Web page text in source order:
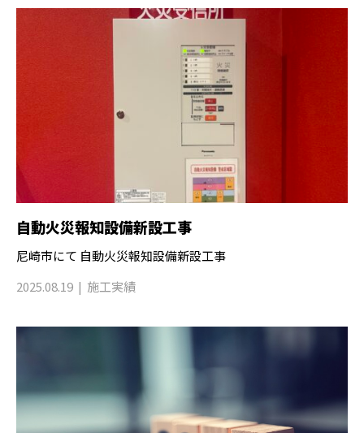
自動火災報知設備新設工事
尼崎市にて 自動火災報知設備新設工事
2025.08.19
施工実績